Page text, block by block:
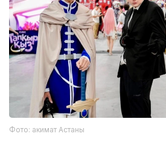
Фото: акимат Астаны